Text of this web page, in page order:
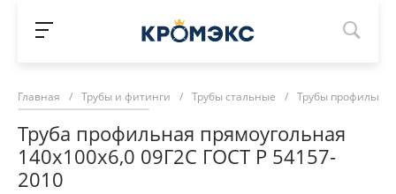
Главная / Трубы и фитинги / Трубы стальные / Трубы
Труба профильная прямоугольная
140х100х6,0 09Г2С ГОСТ Р 54157-
2010